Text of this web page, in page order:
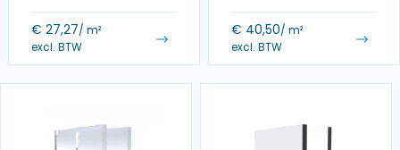
€ 27,27/ m²
excl. BTW
€ 40,50/ m²
excl. BTW